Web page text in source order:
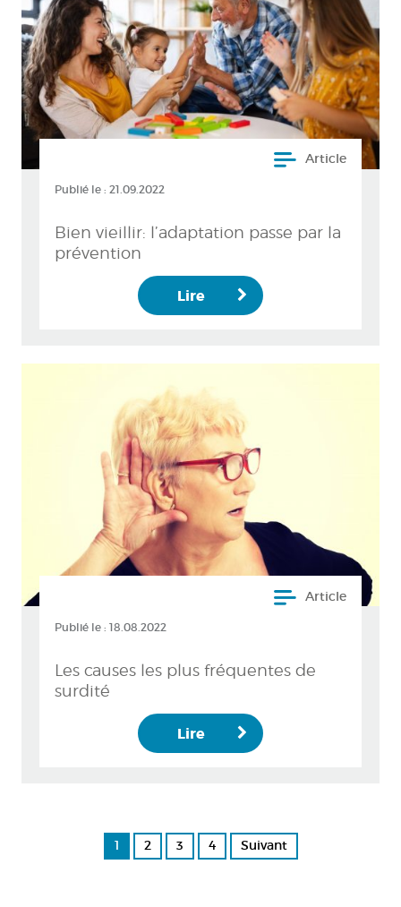
Article
Publié le : 21.09.2022
Bien vieillir: l’adaptation passe par la
prévention
Lire
Article
Publié le : 18.08.2022
Les causes les plus fréquentes de
surdité
Lire
1 2 3 4 Suivant